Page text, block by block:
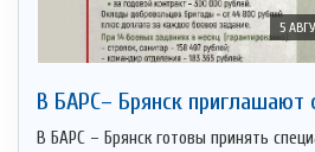
5
В БАРС– Брянcк приглaшают
В БАРС – Брянск готовы принять